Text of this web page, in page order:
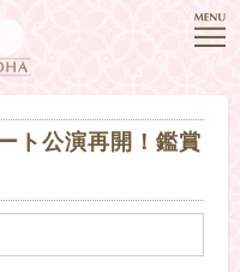
ト公演再開！鑑賞